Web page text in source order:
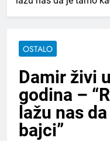
OSTALO
Damir živi
godina –
lažu nas
bajci”